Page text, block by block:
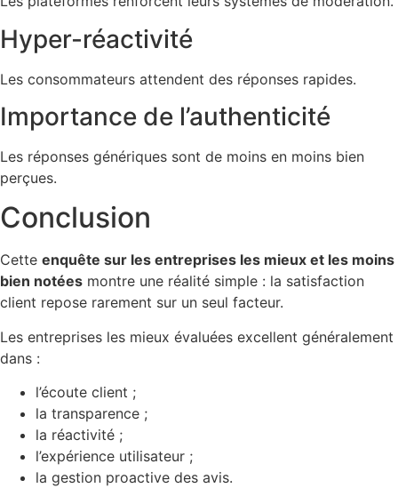
Hyper-réactivité
Les consommateurs attendent des réponses rapides.
Importance de l’authenticité
Les réponses génériques sont de moins en moins bien
perçues.
Conclusion
Cette enquête sur les entreprises les mieux et les moins
bien notées montre une réalité simple : la satisfaction
client repose rarement sur un seul facteur.
Les entreprises les mieux évaluées excellent généralement
dans :
l’écoute client ;
la transparence ;
la réactivité ;
l’expérience utilisateur ;
la gestion proactive des avis.